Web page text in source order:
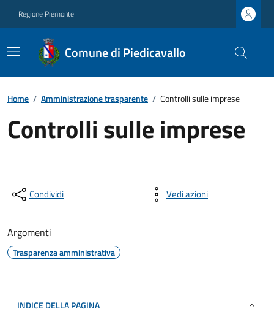
Regione Piemonte
Comune di Piedicavallo
Home / Amministrazione trasparente / Controlli sulle imprese
Controlli sulle imprese
Condividi Vedi azioni
Argomenti
Trasparenza amministrativa
INDICE DELLA PAGINA